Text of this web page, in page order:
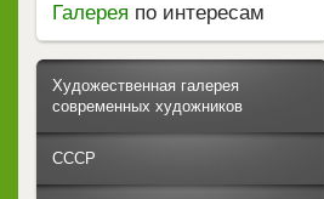
Галерея по интересам
Художественная галерея
современных художников
СССР